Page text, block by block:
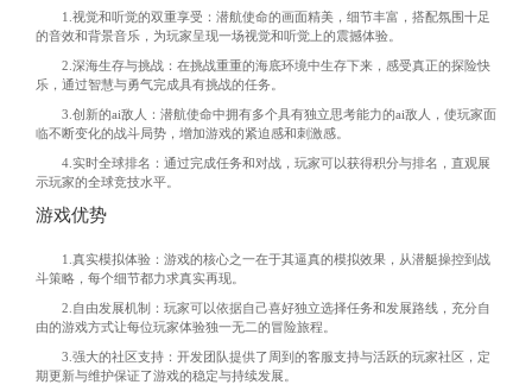
1.视觉和听觉的双重享受：潜航使命的画面精美，细节丰富，搭配氛围十足
的音效和背景音乐，为玩家呈现一场视觉和听觉上的震撼体验。
2.深海生存与挑战：在挑战重重的海底环境中生存下来，感受真正的探险快
乐，通过智慧与勇气完成具有挑战的任务。
3.创新的ai敌人：潜航使命中拥有多个具有独立思考能力的ai敌人，使玩家面
临不断变化的战斗局势，增加游戏的紧迫感和刺激感。
4.实时全球排名：通过完成任务和对战，玩家可以获得积分与排名，直观展
示玩家的全球竞技水平。
游戏优势
1.真实模拟体验：游戏的核心之一在于其逼真的模拟效果，从潜艇操控到战
斗策略，每个细节都力求真实再现。
2.自由发展机制：玩家可以依据自己喜好独立选择任务和发展路线，充分自
由的游戏方式让每位玩家体验独一无二的冒险旅程。
3.强大的社区支持：开发团队提供了周到的客服支持与活跃的玩家社区，定
期更新与维护保证了游戏的稳定与持续发展。